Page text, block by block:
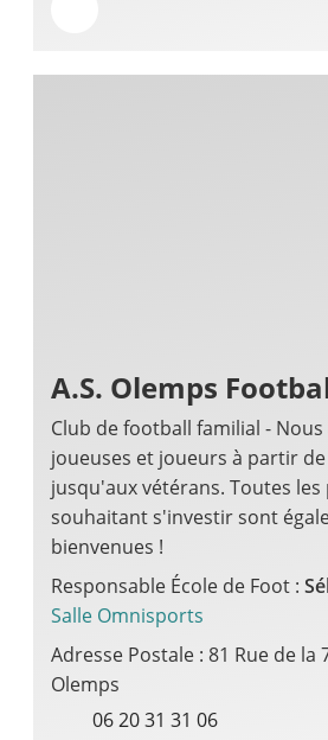
A.S. Olemps
Club de football familial -
joueuses et joueurs à partir
jusqu'aux vétérans. Toutes les
souhaitant s'investir sont
bienvenues !
Responsable École de Foot :
Salle Omnisports
Adresse Postale : 81 Rue de la
Olemps
06 20 31 31 06